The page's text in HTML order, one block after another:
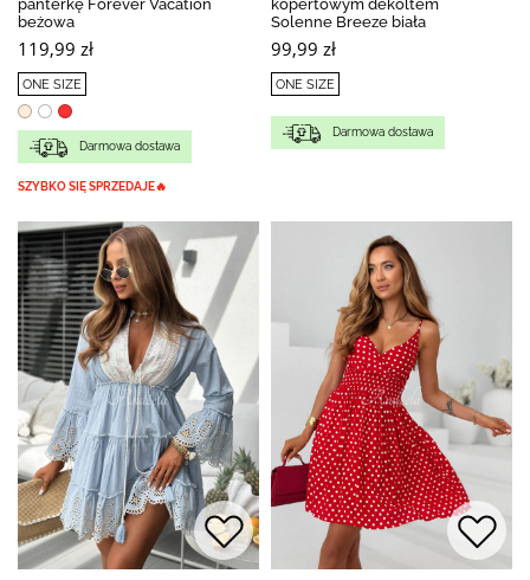
panterkę Forever Vacation
beżowa
119,99 zł
ONE SIZE
Darmowa dostawa
SZYBKO SIĘ SPRZEDAJE🔥
kopertowym dekoltem
Solenne Breeze biała
99,99 zł
ONE SIZE
Darmowa dostawa